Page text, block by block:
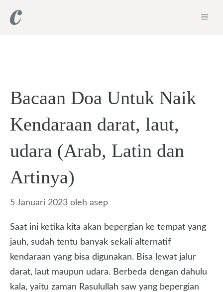
Bacaan Doa Untuk Naik
Kendaraan darat, laut,
udara (Arab, Latin dan
Artinya)
5 Januari 2023 oleh asep
Saat ini ketika kita akan bepergian ke tempat yang
jauh, sudah tentu banyak sekali alternatif
kendaraan yang bisa digunakan. Bisa lewat jalur
darat, laut maupun udara. Berbeda dengan dahulu
kala, yaitu zaman Rasulullah saw yang bepergian